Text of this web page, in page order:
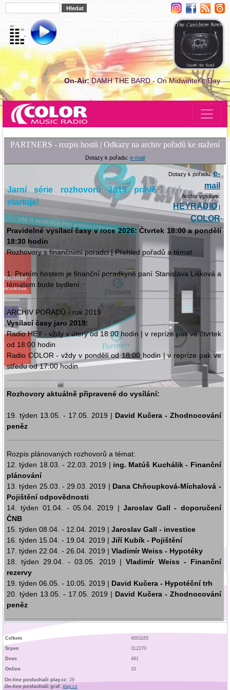
On-Air: DAMH THE BARD - On Midwinter's Day
PARTNERS - rozpis hostů | Odkazy na archiv pořadů ke stažení
Dotazy k pořadu: e-mail
Jarní série rozhovorů 2019 právě
startuje!
Dotazy k pořadu:e-
mail
Archiv vysílání:
HEYRADIO|
COLOR
Pravidelné vysílací časy v roce 2026: Čtvrtek 18:00 a pondělí
18:30 hodin
Rozhovory s finančními poradci | Přehled pořadů a témat.
1. Prvním hostem je finanční poradkyně paní Stanislava Lišková a
tématem bude bydlení.
ARCHIV POŘADŮ - rok 2019
Vysílací časy jaro 2019:
Radio HEY - vždy v úterý od 18:00 hodin | v repríze pak ve čtvrtek
od 18:00 hodin
Radio COLOR - vždy v pondělí od 18:00 hodin | v repríze pak ve
středu od 17:00 hodin
Rozhovory aktuálně připravené do vysílání:
19. týden 13.05. - 17.05. 2019 | David Kučera - Zhodnocování
peněz
Rozpis plánovaných rozhovorů a témat:
12. týden 18.03. - 22.03. 2019 | ing. Matúš Kuchálik - Finanční
plánování
13. týden 25.03. - 29.03. 2019 | Dana Chňoupková-Míchalová -
Pojištění odpovědnosti
14. týden 01.04. - 05.04. 2019 | Jaroslav Gall - doporučení
ČNB
15. týden 08.04. - 12.04. 2019 | Jaroslav Gall - investice
16. týden 15.04. - 19.04. 2019 | Jiří Kubík - Pojištění
17. týden 22.04. - 26.04. 2019 | Vladimír Weiss - Hypotéky
18. týden 29.04. - 03.05. 2019 |Vladimír Weiss - Finanční
rezervy
19. týden 06.05. - 10.05. 2019 | David Kučera - Hypotéční trh
20. týden 13.05. - 17.05. 2019 | David Kučera - Zhodnocování
peněz
Celkem
4001183
Srpen
312270
Dnes
481
Online
10
On-line posluchači play.cz: 28
On-line posluchači graf: play.cz